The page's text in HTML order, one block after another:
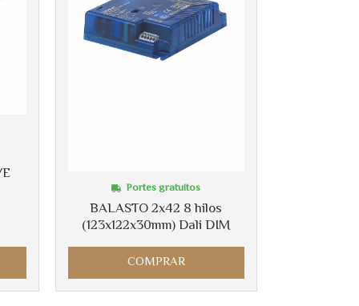
BALASTO 2x42 8 hilos
(123x122x30mm) Dali DIM
Portes gratuitos
COMPRAR